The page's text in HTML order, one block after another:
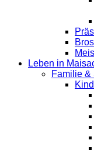
Leben in
Familie &